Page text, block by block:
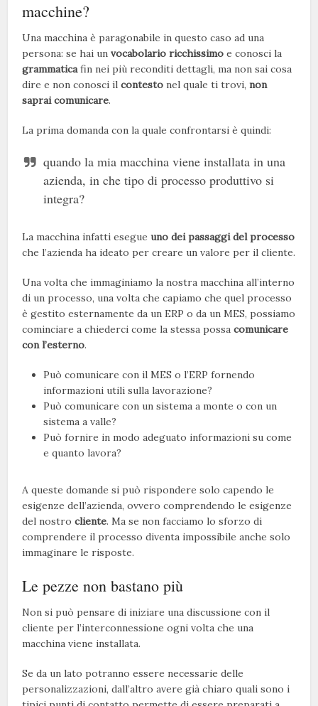
macchine?
Una macchina è paragonabile in questo caso ad una
persona: se hai unvocabolario ricchissimo e conosci la
grammaticafin nei più reconditi dettagli, ma non sai cosa
dire e non conosci ilcontesto nel quale ti trovi,non
saprai comunicare.
La prima domanda con la quale confrontarsi è quindi:
quando la mia macchina viene installata in una
azienda, in che tipo di processo produttivo si
integra?
La macchina infatti esegue uno dei passaggi del processo
che l’azienda ha ideato per creare un valore per il cliente.
Una volta che immaginiamo la nostra macchina all’interno
di un processo, una volta che capiamo che quel processo
è gestito esternamente da un ERP o da un MES, possiamo
cominciare a chiederci come la stessa possacomunicare
con l’esterno.
Può comunicare con il MES o l’ERP fornendo
informazioni utili sulla lavorazione?
Può comunicare con un sistema a monte o con un
sistema a valle?
Può fornire in modo adeguato informazioni su come
e quanto lavora?
A queste domande si può rispondere solo capendo le
esigenze dell’azienda, ovvero comprendendo le esigenze
del nostrocliente. Ma se non facciamo lo sforzo di
comprendere il processo diventa impossibile anche solo
immaginare le risposte.
Le pezze non bastano più
Non si può pensare di iniziare una discussione con il
cliente per l’interconnessione ogni volta che una
macchina viene installata.
Se da un lato potranno essere necessarie delle
personalizzazioni, dall’altro avere già chiaro quali sono i